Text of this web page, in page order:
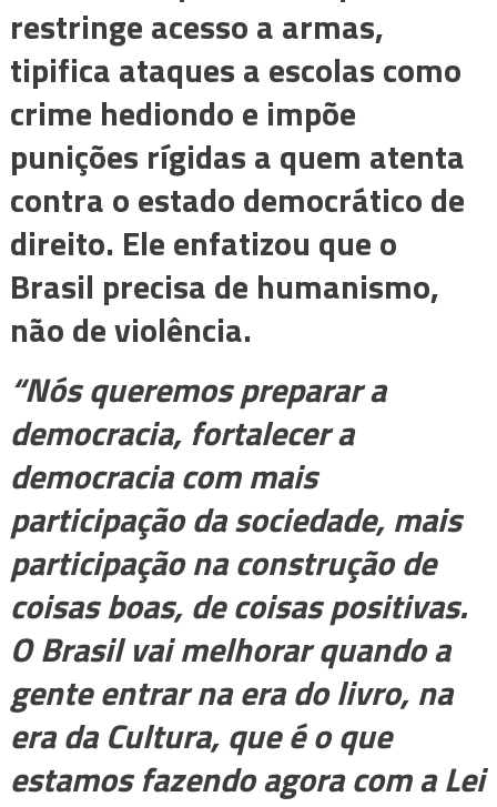
restringe acesso a armas,
tipifica ataques a escolas como
crime hediondo e impõe
punições rígidas a quem atenta
contra o estado democrático de
direito. Ele enfatizou que o
Brasil precisa de humanismo,
não de violência.
“Nós queremos preparar a
democracia, fortalecer a
democracia com mais
participação da sociedade, mais
participação na construção de
coisas boas, de coisas positivas.
O Brasil vai melhorar quando a
gente entrar na era do livro, na
era da Cultura, que é o que
estamos fazendo agora com a Lei